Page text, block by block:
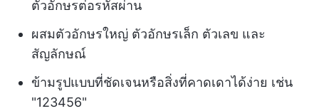
ตัวอักษรต่อรหัสผ่าน
ผสมตัวอักษรใหญ่ ตัวอักษรเล็ก ตัวเลข และ
สัญลักษณ์
ข้ามรูปแบบที่ชัดเจนหรือสิ่งที่คาดเดาได้ง่าย เช่น
"123456"